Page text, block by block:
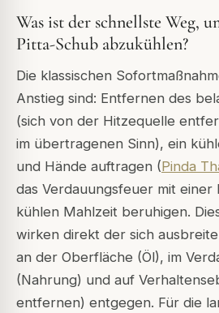
Was ist der schnellste Weg,
Pitta-Schub abzukühlen?
Die klassischen
Anstieg sind: Entfernen des
(sich von der Hitzequelle
im übertragenen Sinn), ein
und Hände auftragen (Pinda
das Verdauungsfeuer mit einer
kühlen Mahlzeit beruhigen.
wirken direkt der sich
an der Oberfläche (Öl), im
(Nahrung) und auf
entfernen) entgegen. Für die